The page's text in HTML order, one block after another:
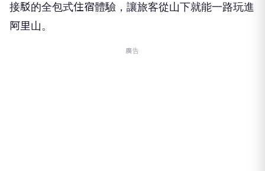
接駁的全包式住宿體驗，讓旅客從山下就能一路玩進
阿里山。
廣告